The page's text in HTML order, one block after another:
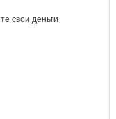
свои деньги